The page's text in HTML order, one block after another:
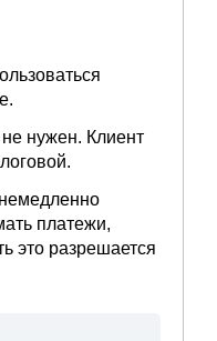
нужен. Клиент
платежи,
это разрешается